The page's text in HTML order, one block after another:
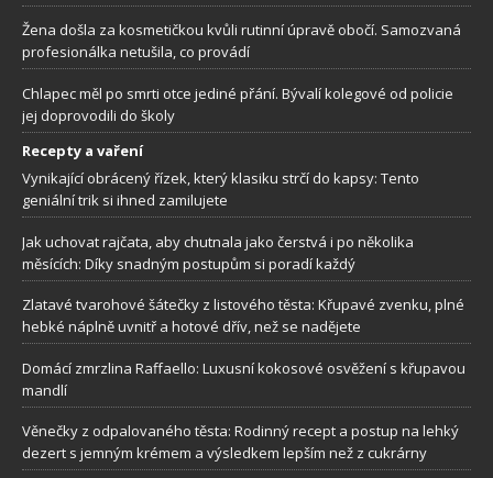
Žena došla za kosmetičkou kvůli rutinní úpravě obočí. Samozvaná
profesionálka netušila, co provádí
Chlapec měl po smrti otce jediné přání. Bývalí kolegové od policie
jej doprovodili do školy
Recepty a vaření
Vynikající obrácený řízek, který klasiku strčí do kapsy: Tento
geniální trik si ihned zamilujete
Jak uchovat rajčata, aby chutnala jako čerstvá i po několika
měsících: Díky snadným postupům si poradí každý
Zlatavé tvarohové šátečky z listového těsta: Křupavé zvenku, plné
hebké náplně uvnitř a hotové dřív, než se nadějete
Domácí zmrzlina Raffaello: Luxusní kokosové osvěžení s křupavou
mandlí
Věnečky z odpalovaného těsta: Rodinný recept a postup na lehký
dezert s jemným krémem a výsledkem lepším než z cukrárny